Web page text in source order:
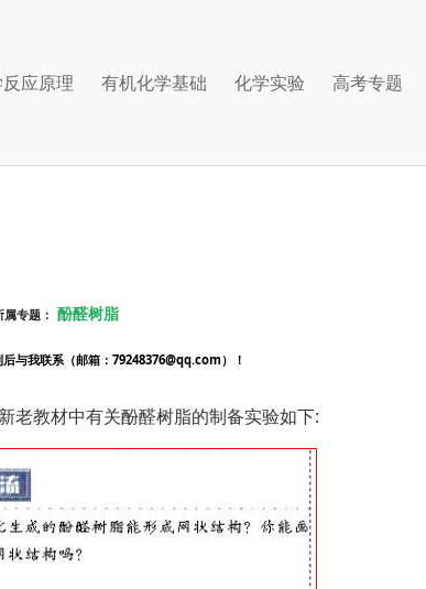
应原理 有机化学基础 化学实验 高考专题
属专题： 酚醛树脂
与我联系（邮箱：79248376@qq.com）！
老教材中有关酚醛树脂的制备实验如下: